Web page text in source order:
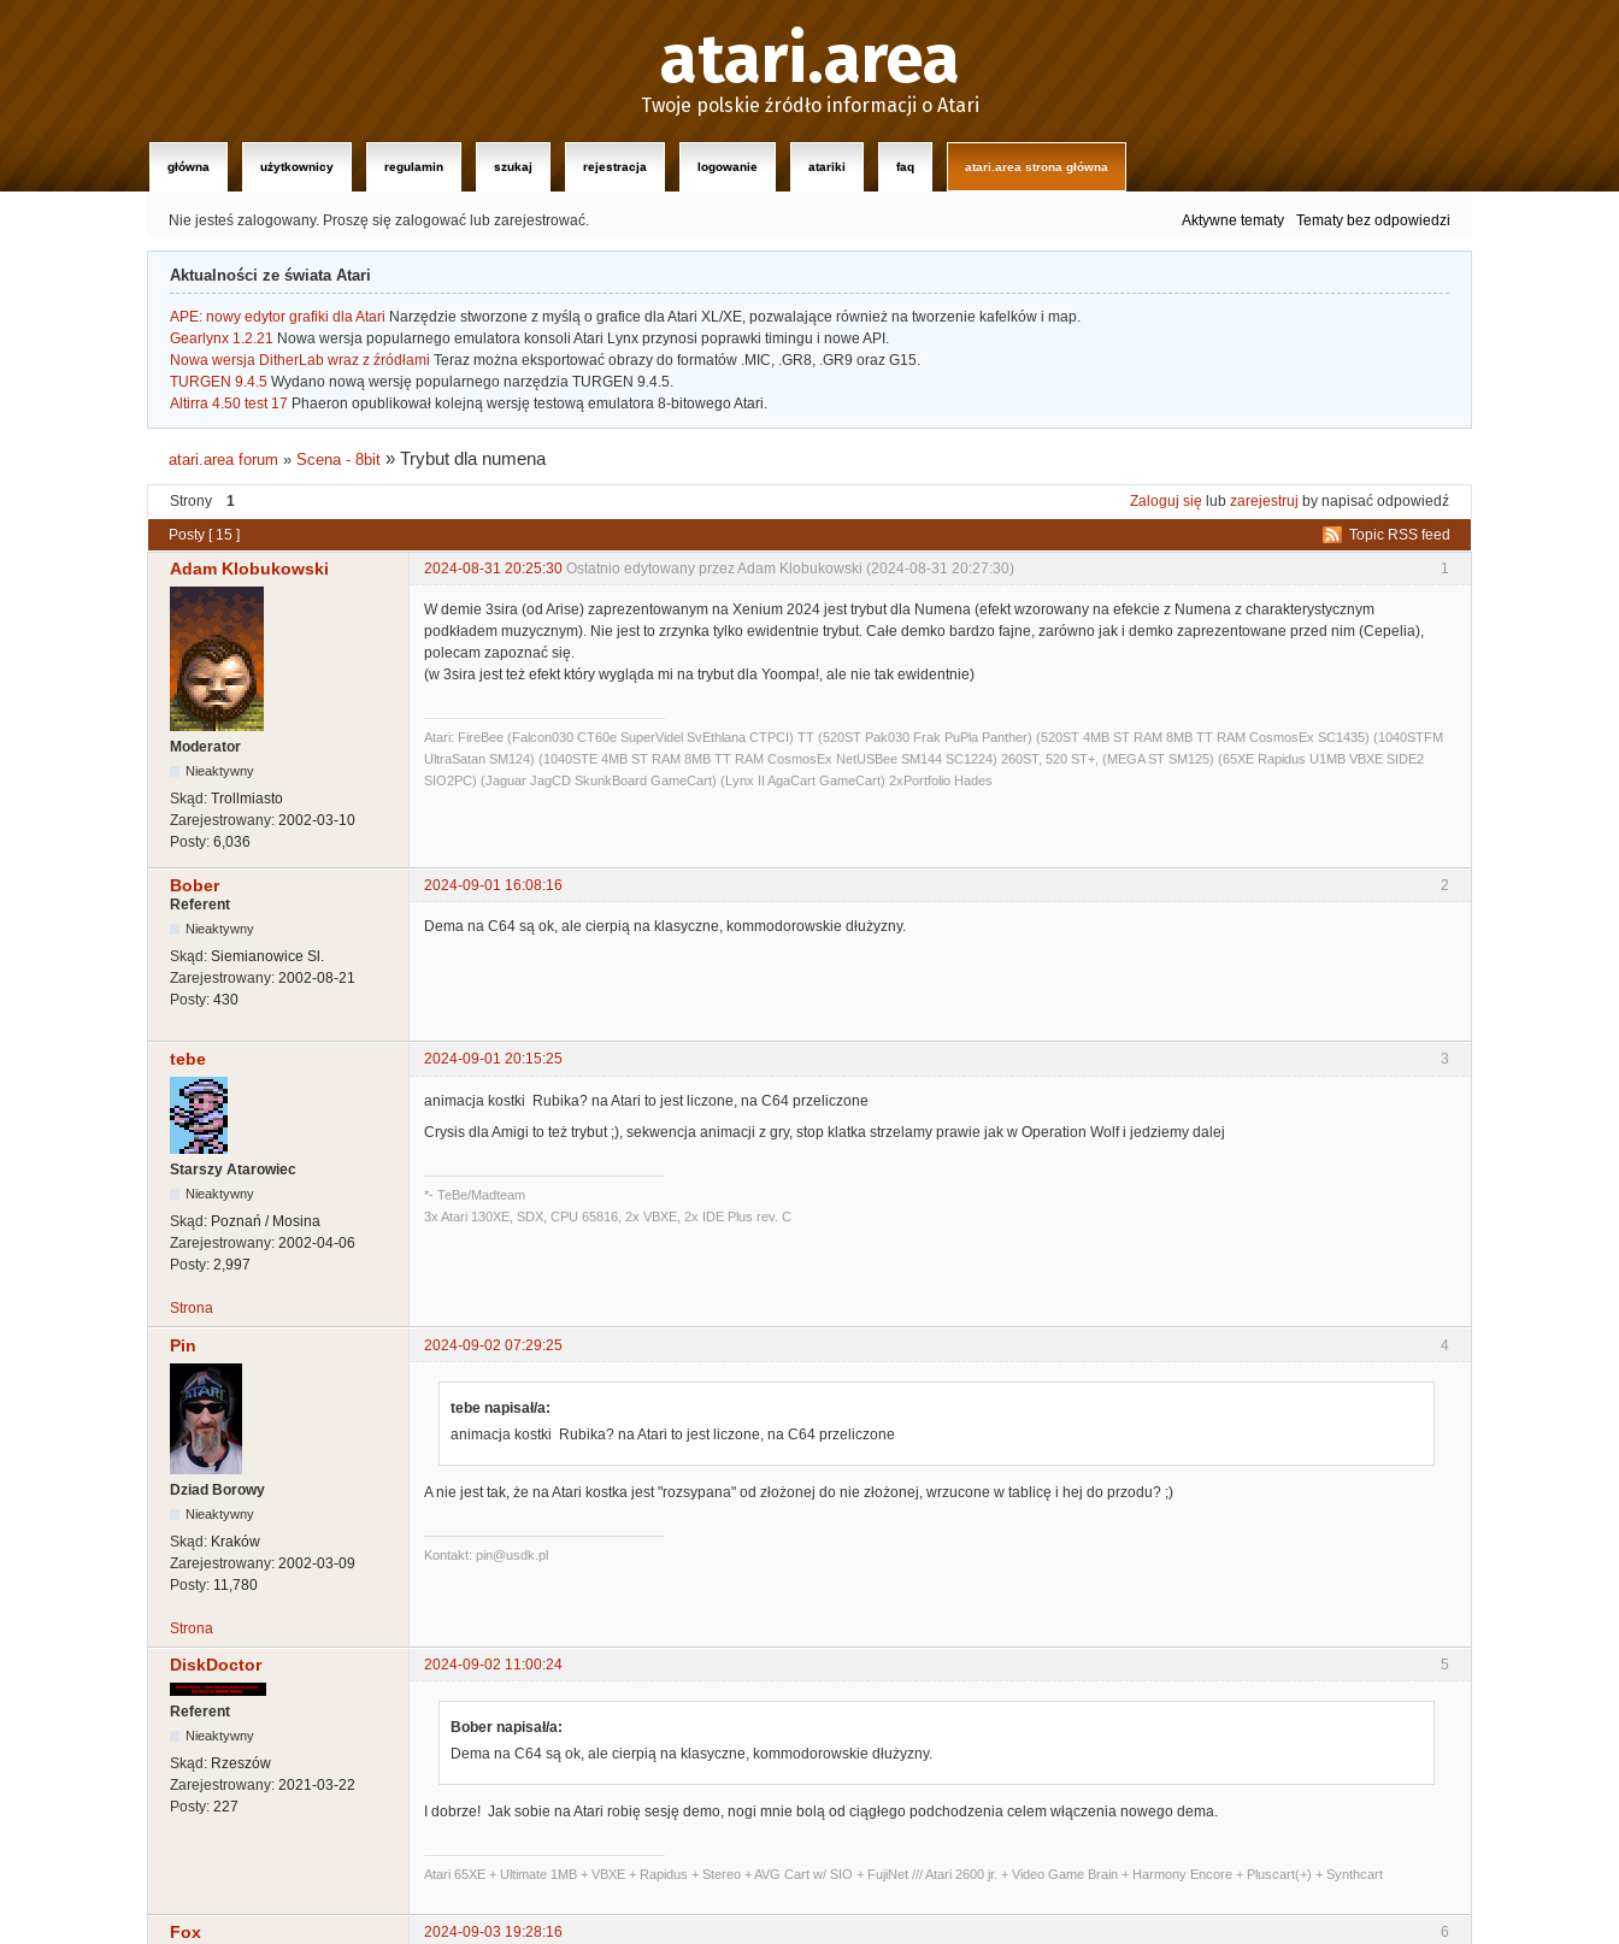
atari.area
Twoje polskie źródło informacji o Atari
główna użytkownicy regulamin szukaj rejestracja logowanie atariki faq atari.area strona główna
Nie jesteś zalogowany. Proszę się zalogować lub zarejestrować. Aktywne tematy Tematy bez odpowiedzi
Aktualności ze świata Atari
APE: nowy edytor grafiki dla Atari Narzędzie stworzone z myślą o grafice dla Atari XL/XE, pozwalające również na tworzenie kafelków i map.
Gearlynx 1.2.21 Nowa wersja popularnego emulatora konsoli Atari Lynx przynosi poprawki timingu i nowe API.
Nowa wersja DitherLab wraz z źródłami Teraz można eksportować obrazy do formatów .MIC, .GR8, .GR9 oraz G15.
TURGEN 9.4.5 Wydano nową wersję popularnego narzędzia TURGEN 9.4.5.
Altirra 4.50 test 17 Phaeron opublikował kolejną wersję testową emulatora 8-bitowego Atari.
atari.area forum »Scena - 8bit »Trybut dla numena
Strony 1 Zaloguj się lub zarejestruj by napisać odpowiedź
Topic RSS feed
Posty [ 15 ]
1
Adam Klobukowski 2024-08-31 20:25:30 Ostatnio edytowany przez Adam Klobukowski (2024-08-31 20:27:30)
Moderator
Nieaktywny
Skąd: Trollmiasto
Zarejestrowany: 2002-03-10
Posty: 6,036
W demie 3sira (od Arise) zaprezentowanym na Xenium 2024 jest trybut dla Numena (efekt wzorowany na efekcie z Numena z charakterystycznym
podkładem muzycznym). Nie jest to zrzynka tylko ewidentnie trybut. Całe demko bardzo fajne, zarówno jak i demko zaprezentowane przed nim (Cepelia),
polecam zapoznać się.
(w 3sira jest też efekt który wygląda mi na trybut dla Yoompa!, ale nie tak ewidentnie)
Atari: FireBee (Falcon030 CT60e SuperVidel SvEthlana CTPCI) TT (520ST Pak030 Frak PuPla Panther) (520ST 4MB ST RAM 8MB TT RAM CosmosEx SC1435) (1040STFM
UltraSatan SM124) (1040STE 4MB ST RAM 8MB TT RAM CosmosEx NetUSBee SM144 SC1224) 260ST, 520 ST+, (MEGA ST SM125) (65XE Rapidus U1MB VBXE SIDE2
SIO2PC) (Jaguar JagCD SkunkBoard GameCart) (Lynx II AgaCart GameCart) 2xPortfolio Hades
2
Bober
2024-09-01 16:08:16
Referent
Nieaktywny
Skąd: Siemianowice Sl.
Zarejestrowany: 2002-08-21
Posty: 430
Dema na C64 są ok, ale cierpią na klasyczne, kommodorowskie dłużyzny.
3
tebe 2024-09-01 20:15:25
Starszy Atarowiec
Nieaktywny
Skąd: Poznań / Mosina
Zarejestrowany: 2002-04-06
Posty: 2,997
animacja kostki Rubika? na Atari to jest liczone, na C64 przeliczone
Crysis dla Amigi to też trybut ;), sekwencja animacji z gry, stop klatka strzelamy prawie jak w Operation Wolf i jedziemy dalej
*- TeBe/Madteam
3x Atari 130XE, SDX, CPU 65816, 2x VBXE, 2x IDE Plus rev. C
Strona
4
Pin 2024-09-02 07:29:25
Dziad Borowy
Nieaktywny
Skąd: Kraków
Zarejestrowany: 2002-03-09
Posty: 11,780
tebe napisał/a:
animacja kostki Rubika? na Atari to jest liczone, na C64 przeliczone
A nie jest tak, że na Atari kostka jest "rozsypana" od złożonej do nie złożonej, wrzucone w tablicę i hej do przodu? ;)
Kontakt: pin@usdk.pl
Strona
5
DiskDoctor 2024-09-02 11:00:24
Referent
Nieaktywny
Skąd: Rzeszów
Zarejestrowany: 2021-03-22
Posty: 227
Bober napisał/a:
Dema na C64 są ok, ale cierpią na klasyczne, kommodorowskie dłużyzny.
I dobrze! Jak sobie na Atari robię sesję demo, nogi mnie bolą od ciągłego podchodzenia celem włączenia nowego dema.
Atari 65XE + Ultimate 1MB + VBXE + Rapidus + Stereo + AVG Cart w/ SIO + FujiNet /// Atari 2600 jr. + Video Game Brain + Harmony Encore + Pluscart(+) + Synthcart
6
Fox 2024-09-03 19:28:16